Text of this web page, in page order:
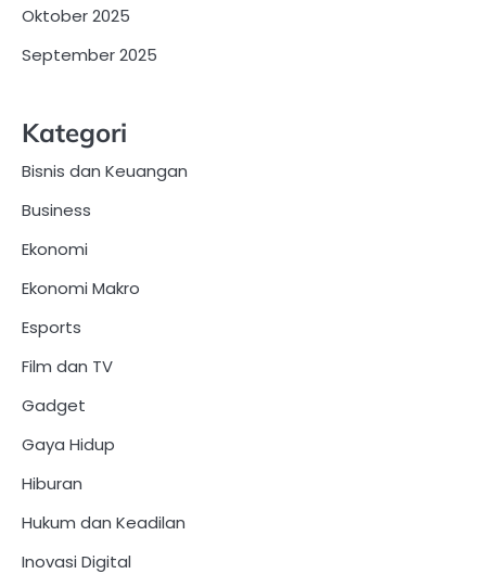
Oktober 2025
September 2025
Kategori
Bisnis dan Keuangan
Business
Ekonomi
Ekonomi Makro
Esports
Film dan TV
Gadget
Gaya Hidup
Hiburan
Hukum dan Keadilan
Inovasi Digital